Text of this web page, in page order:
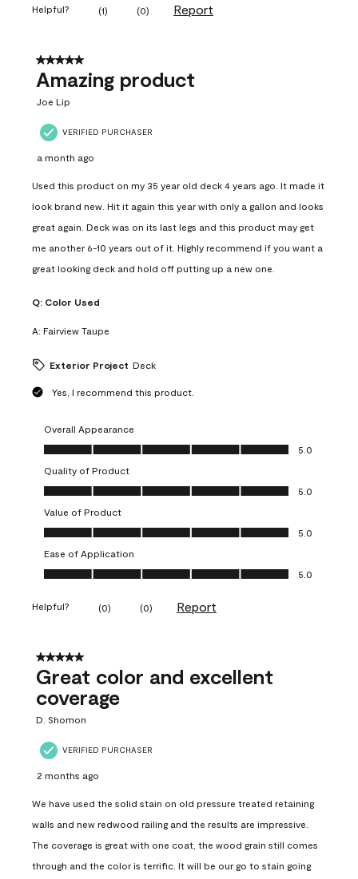
Helpful? (1) (0) Report
5 out of 5 stars.
Amazing product
Joe Lip
VERIFIED PURCHASER
a month ago
Used this product on my 35 year old deck 4 years ago. It made it
look brand new. Hit it again this year with only a gallon and looks
great again. Deck was on its last legs and this product may get
me another 6-10 years out of it. Highly recommend if you want a
great looking deck and hold off putting up a new one.
Q: Color Used
A: Fairview Taupe
Exterior Project Deck
Yes, I recommend this product.
Overall Appearance
Overall Appearance, 5.0 out of 5
5.0
Quality of Product
Quality of Product, 5.0 out of 5
5.0
Value of Product
Value of Product, 5.0 out of 5
5.0
Ease of Application
Ease of Application, 5.0 out of 5
5.0
Helpful? (0) (0) Report
5 out of 5 stars.
Great color and excellent
coverage
D. Shomon
VERIFIED PURCHASER
2 months ago
We have used the solid stain on old pressure treated retaining
walls and new redwood railing and the results are impressive.
The coverage is great with one coat, the wood grain still comes
through and the color is terrific. It will be our go to stain going